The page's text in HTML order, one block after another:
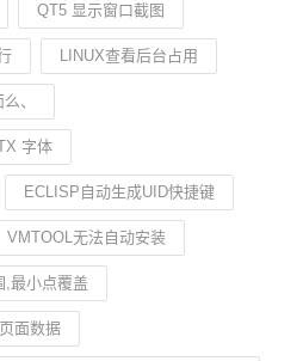
QT5 显示窗口截图
LINUX查看后台占用
、
字体
ECLISP自动生成UID快捷键
VMTOOL无法自动安装
,最小点覆盖
面数据